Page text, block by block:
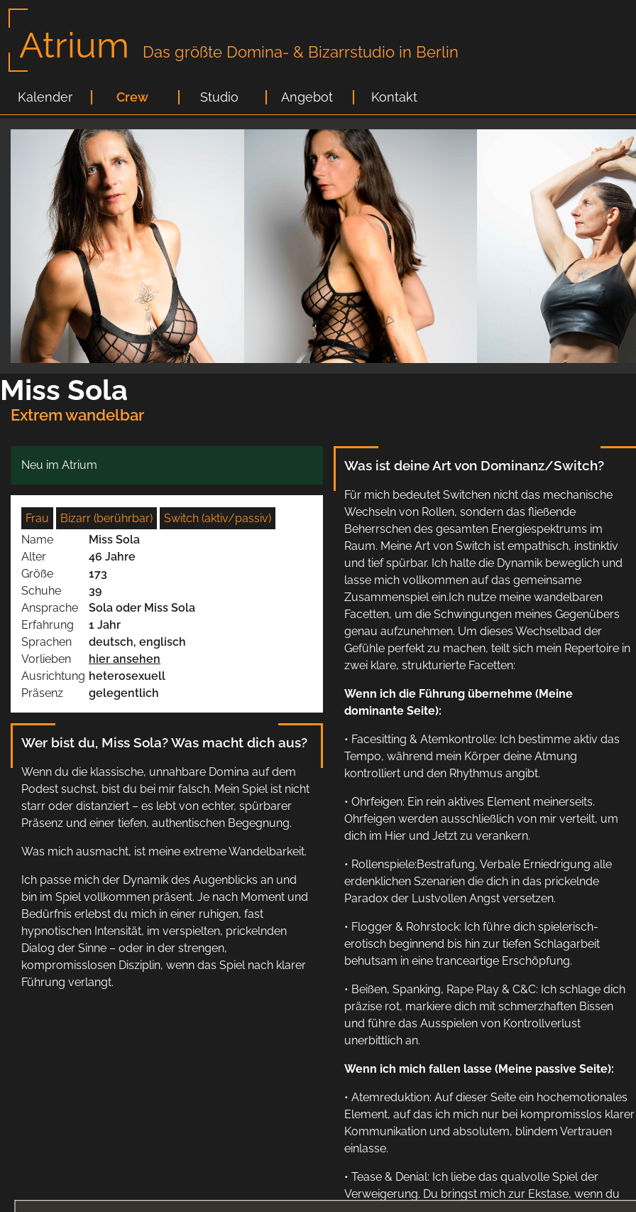
Atrium Das größte Domina- & Bizarrstudio in Berlin
Kalender Crew Studio Angebot Kontakt
Miss Sola
Extrem wandelbar
Neu im Atrium
Frau Bizarr (berührbar)
Switch (aktiv/passiv)
Name
Miss Sola
Alter
46 Jahre
Größe
173
Schuhe
39
Ansprache
Sola oder Miss Sola
Erfahrung
1 Jahr
Sprachen
deutsch, englisch
Vorlieben
hier ansehen
Ausrichtung heterosexuell
Präsenz
gelegentlich
Wer bist du, Miss Sola? Was macht dich aus?
Wenn du die klassische, unnahbare Domina auf dem
Podest suchst, bist du bei mir falsch. Mein Spiel ist nicht
starr oder distanziert – es lebt von echter, spürbarer
Präsenz und einer tiefen, authentischen Begegnung.
Was mich ausmacht, ist meine extreme Wandelbarkeit.
Ich passe mich der Dynamik des Augenblicks an und
bin im Spiel vollkommen präsent. Je nach Moment und
Bedürfnis erlebst du mich in einer ruhigen, fast
hypnotischen Intensität, im verspielten, prickelnden
Dialog der Sinne – oder in der strengen,
kompromisslosen Disziplin, wenn das Spiel nach klarer
Führung verlangt.
Was ist deine Art von Dominanz/Switch?
Für mich bedeutet Switchen nicht das mechanische
Wechseln von Rollen, sondern das fließende
Beherrschen des gesamten Energiespektrums im
Raum. Meine Art von Switch ist empathisch, instinktiv
und tief spürbar. Ich halte die Dynamik beweglich und
lasse mich vollkommen auf das gemeinsame
Zusammenspiel ein.Ich nutze meine wandelbaren
Facetten, um die Schwingungen meines Gegenübers
genau aufzunehmen. Um dieses Wechselbad der
Gefühle perfekt zu machen, teilt sich mein Repertoire in
zwei klare, strukturierte Facetten:
Wenn ich die Führung übernehme (Meine
dominante Seite):
• Facesitting & Atemkontrolle: Ich bestimme aktiv das
Tempo, während mein Körper deine Atmung
kontrolliert und den Rhythmus angibt.
• Ohrfeigen: Ein rein aktives Element meinerseits.
Ohrfeigen werden ausschließlich von mir verteilt, um
dich im Hier und Jetzt zu verankern.
• Rollenspiele:Bestrafung, Verbale Erniedrigung alle
erdenklichen Szenarien die dich in das prickelnde
Paradox der Lustvollen Angst versetzen.
• Flogger & Rohrstock: Ich führe dich spielerisch-
erotisch beginnend bis hin zur tiefen Schlagarbeit
behutsam in eine tranceartige Erschöpfung.
• Beißen, Spanking, Rape Play & C&C: Ich schlage dich
präzise rot, markiere dich mit schmerzhaften Bissen
und führe das Ausspielen von Kontrollverlust
unerbittlich an.
Wenn ich mich fallen lasse (Meine passive Seite):
• Atemreduktion: Auf dieser Seite ein hochemotionales
Element, auf das ich mich nur bei kompromisslos klarer
Kommunikation und absolutem, blindem Vertrauen
einlasse.
• Tease & Denial: Ich liebe das qualvolle Spiel der
Verweigerung. Du bringst mich zur Ekstase, wenn du